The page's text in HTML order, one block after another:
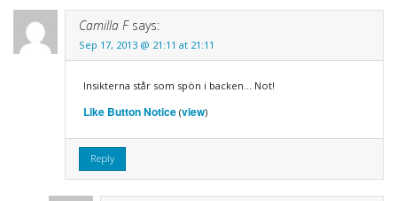
Camilla F says:
Sep 17, 2013 @ 21:11 at 21:11
Insikterna står som spön i backen… Not!
Like Button Notice(view)
Reply